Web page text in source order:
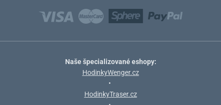
Naše špecializované eshopy:
HodinkyWenger.cz
•
HodinkyTraser.cz